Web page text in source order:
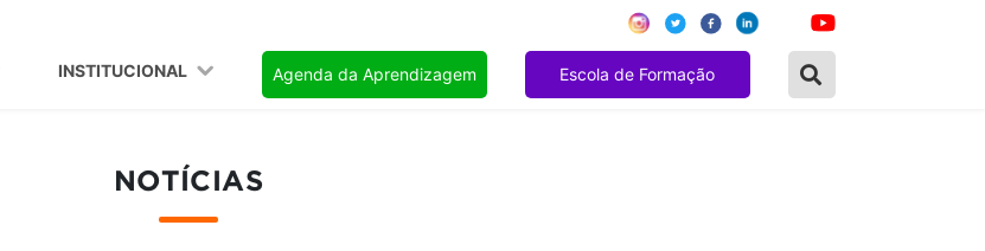
INSTITUCIONAL Agenda da Aprendizagem Escola de Formação
NOTÍCIAS